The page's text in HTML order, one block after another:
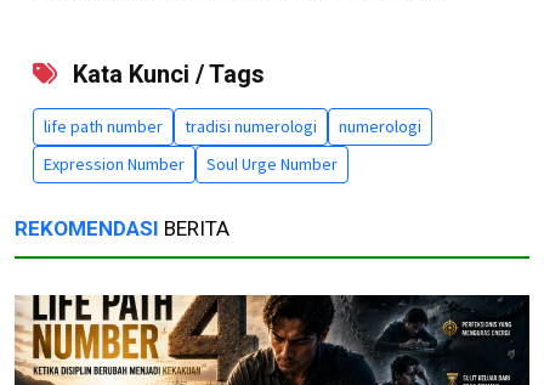
Kata Kunci / Tags
life path number tradisi numerologi
numerologi
Expression Number
Soul Urge Number
REKOMENDASI BERITA